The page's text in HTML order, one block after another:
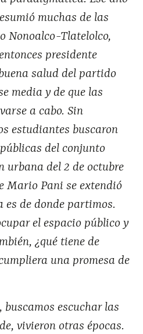
muchas de las
Nonoalco-Tlatelolco,
presidente
salud del partido
media y de que las
a cabo. Sin
estudiantes buscaron
del conjunto
urbana del 2 de octubre
Mario Pani se extendió
de donde partimos.
el espacio público y
¿qué tiene de
una promesa de
escuchar las
vivieron otras épocas.